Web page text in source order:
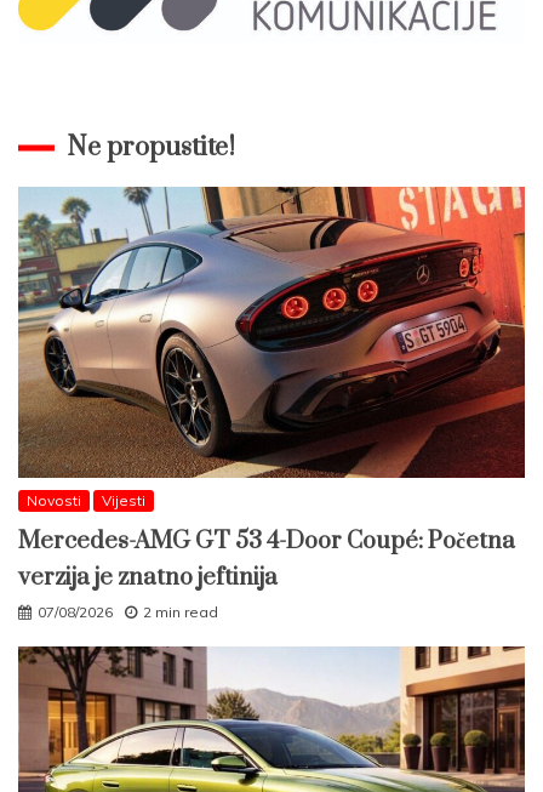
Ne propustite!
Novosti Vijesti
Mercedes-AMG GT 53 4-Door Coupé: Početna
verzija je znatno jeftinija
07/08/2026 2 min read